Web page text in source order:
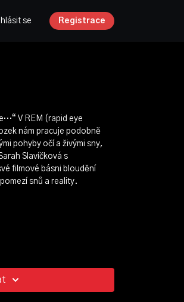
se Registrace
V REM (rapid eye
nám pracuje podobně
pohyby očí a živými sny,
Slavíčková s
filmové básni bloudění
snů a reality.